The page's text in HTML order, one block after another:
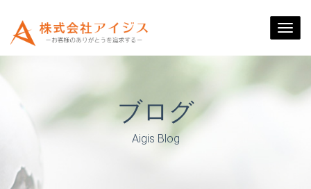
ブログ
Aigis Blog